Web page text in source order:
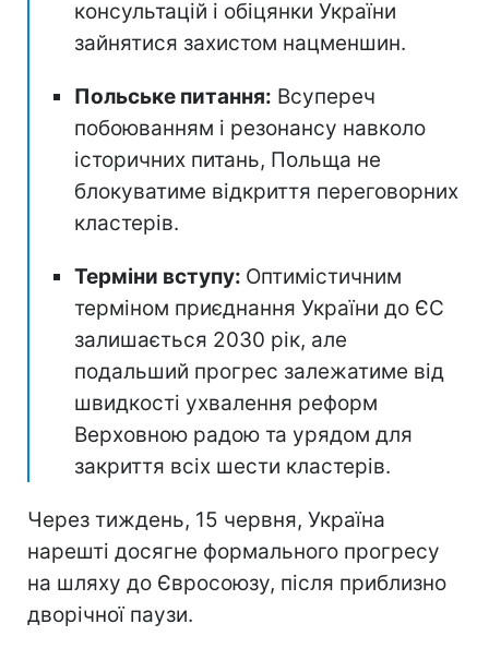
консультацій і обіцянки України
зайнятися захистом нацменшин.
Польське питання: Всупереч
побоюванням і резонансу навколо
історичних питань, Польща не
блокуватиме відкриття переговорних
кластерів.
Терміни вступу: Оптимістичним
терміном приєднання України до ЄС
залишається 2030 рік, але
подальший прогрес залежатиме від
швидкості ухвалення реформ
Верховною радою та урядом для
закриття всіх шести кластерів.
Через тиждень, 15 червня, Україна
нарешті досягне формального прогресу
на шляху до Євросоюзу, після приблизно
дворічної паузи.